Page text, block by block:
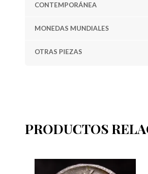
CONTEMPORÁNEA
MONEDAS MUNDIALES
OTRAS PIEZAS
PRODUCTOS